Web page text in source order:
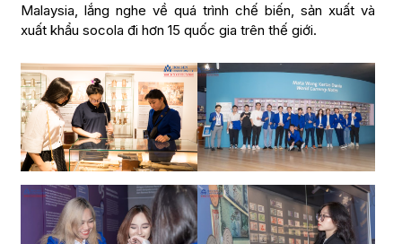
Malaysia, lắng nghe về quá trình chế biến, sản xuất và
xuất khẩu socola đi hơn 15 quốc gia trên thế giới.